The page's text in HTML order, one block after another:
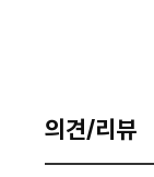
의견/리뷰